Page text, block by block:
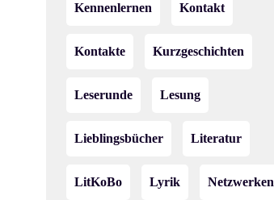
Kennenlernen Kontakt
Kontakte Kurzgeschichten
Leserunde Lesung
Lieblingsbücher Literatur
LitKoBo Lyrik Netzwerken